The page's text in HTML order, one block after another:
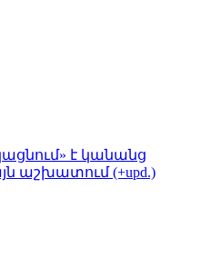
է կանանց
աշխատում (+upd.)